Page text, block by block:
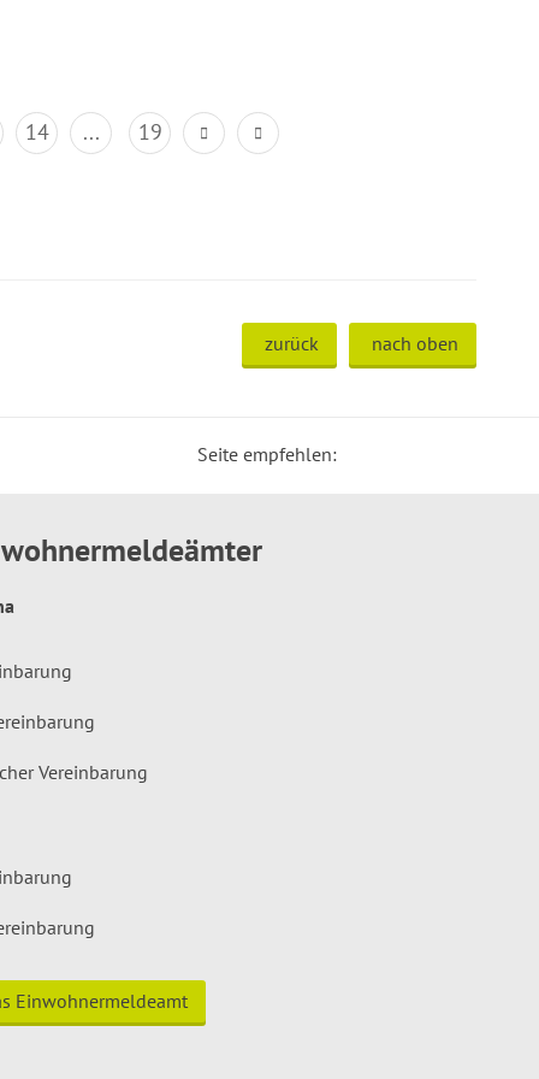
14 ... 19
zurück nach oben
Seite empfehlen:
Vereinbarung
Einwohnermeldeamt